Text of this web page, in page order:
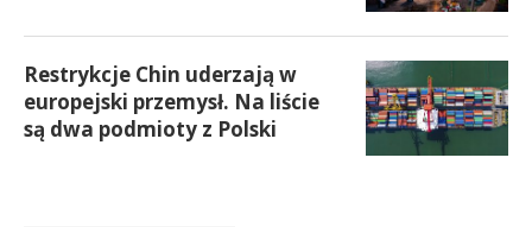
Restrykcje Chin uderzają w
europejski przemysł. Na liście
są dwa podmioty z Polski